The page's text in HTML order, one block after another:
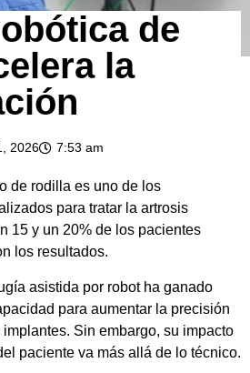
de
la
2026 7:53 am
de rodilla es uno de los
para tratar la artrosis
15 y un 20% de los pacientes
los resultados.
asistida por robot ha ganado
para aumentar la precisión
Sin embargo, su impacto
paciente va más allá de lo técnico.